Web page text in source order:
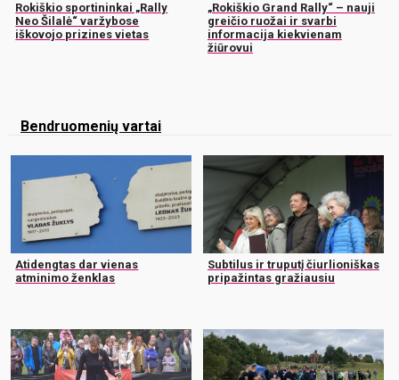
Rokiškio sportininkai „Rally
Neo Šilalė“ varžybose
iškovojo prizines vietas
„Rokiškio Grand Rally“ – nauji
greičio ruožai ir svarbi
informacija kiekvienam
žiūrovui
Bendruomenių vartai
Atidengtas dar vienas
atminimo ženklas
Subtilus ir truputį čiurlioniškas
pripažintas gražiausiu